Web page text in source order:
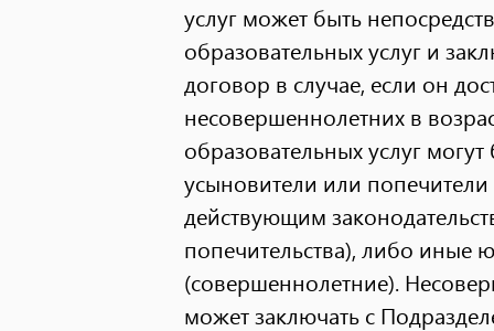
услуг может быть
образовательных услуг и
договор в случае, если он
несовершеннолетних в
образовательных услуг
усыновители или
действующим
попечительства), либо иные
(совершеннолетние).
может заключать с